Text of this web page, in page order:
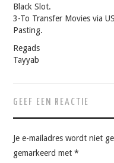
Black Slot.
3-To Transfer Movies via
Pasting.
Regads
Tayyab
GEEF EEN REACTIE
Je e-mailadres wordt niet
gemarkeerd met*